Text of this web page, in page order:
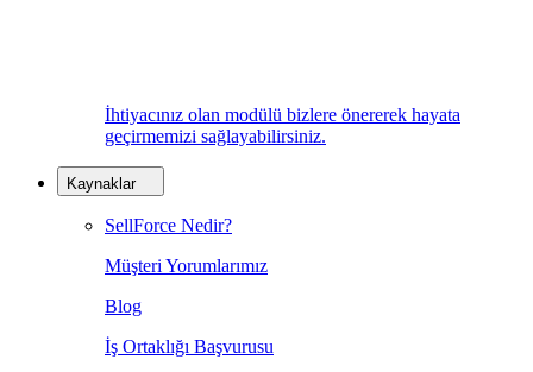
İhtiyacınız olan modülü bizlere önererek hayata
geçirmemizi sağlayabilirsiniz.
Kaynaklar
SellForce Nedir?
Müşteri Yorumlarımız
Blog
İş Ortaklığı Başvurusu